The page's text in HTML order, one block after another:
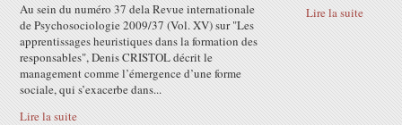
Au sein du numéro 37 dela Revue internationale
de Psychosociologie 2009/37 (Vol. XV) sur "Les
apprentissages heuristiques dans la formation des
responsables", Denis CRISTOL décrit le
management comme l’émergence d’une forme
sociale, qui s’exacerbe dans...
Lire la suite
Lire la suite